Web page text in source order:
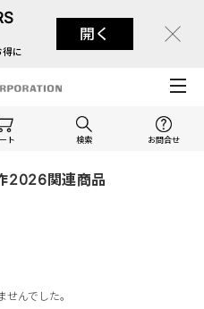
に
開く
ト 検索 お問合せ
2026関連商品
んでした。